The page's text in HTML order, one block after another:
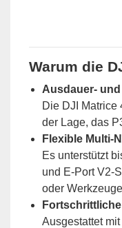
Warum die
Ausdauer-
Die DJI
der Lage, das
Flexible Multi-
Es unterstützt
und E-Port V2-
oder
Ausgestattet